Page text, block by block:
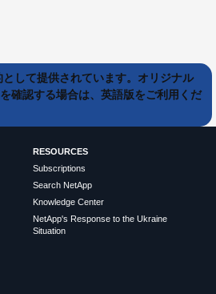
して提供されています。オリジナル
確認する場合は、英語版をご利用くだ
RESOURCES
Subscriptions
Search NetApp
Knowledge Center
NetApp's Response to the Ukraine
Situation